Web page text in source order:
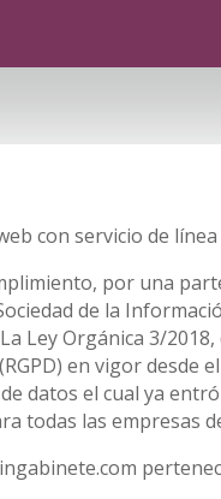
con servicio de
por una
de la
Ley Orgánica 3/
en vigor desde
datos el cual ya
todas las empresas